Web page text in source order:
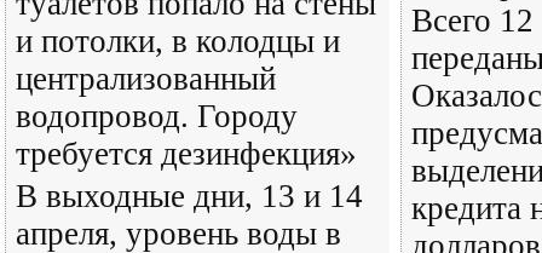
и потолки, в колодцы и
централизованный
водопровод. Городу
требуется дезинфекция»
В выходные дни, 13 и 14
апреля, уровень воды в
Всего
кредита